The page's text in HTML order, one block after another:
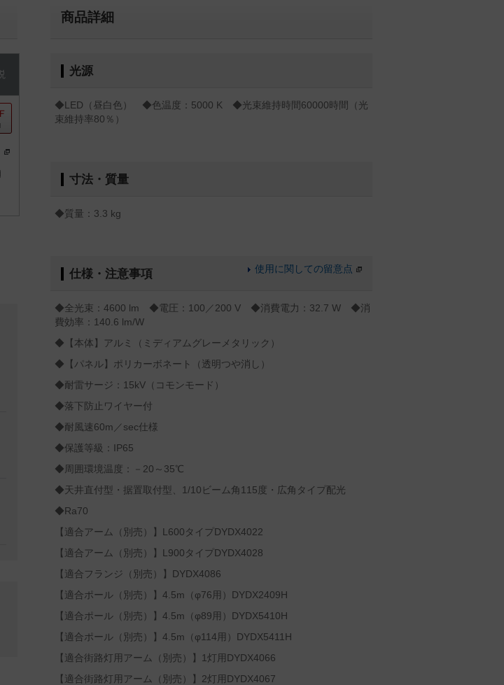
商品詳細
光源
◆LED（昼白色） ◆色温度：5000 K ◆光束維持時間60000時間（光
束維持率80％）
寸法・質量
◆質量：3.3 kg
仕様・注意事項 使用に関しての留意点
◆全光束：4600 lm ◆電圧：100／200 V ◆消費電力：32.7 W ◆消
費効率：140.6 lm/W
◆【本体】アルミ（ミディアムグレーメタリック）
◆【パネル】ポリカーボネート（透明つや消し）
◆耐雷サージ：15kV（コモンモード）
◆落下防止ワイヤー付
◆耐風速60m／sec仕様
◆保護等級：IP65
◆周囲環境温度：－20～35℃
◆天井直付型・据置取付型、1/10ビーム角115度・広角タイプ配光
◆Ra70
【適合アーム（別売）】L600タイプDYDX4022
【適合アーム（別売）】L900タイプDYDX4028
【適合フランジ（別売）】DYDX4086
【適合ポール（別売）】4.5m（φ76用）DYDX2409H
【適合ポール（別売）】4.5m（φ89用）DYDX5410H
【適合ポール（別売）】4.5m（φ114用）DYDX5411H
【適合街路灯用アーム（別売）】1灯用DYDX4066
【適合街路灯用アーム（別売）】2灯用DYDX4067